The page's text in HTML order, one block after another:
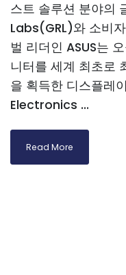
스트 솔루션 분야의
Labs(GRL)와 소비
벌 리더인 ASUS는
니터를 세계 최초로
을 획득한 디스플레
Electronics ...
Read More